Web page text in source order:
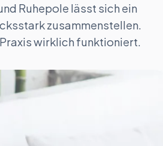
Ruhepole lässt sich ein
zusammenstellen.
wirklich funktioniert.